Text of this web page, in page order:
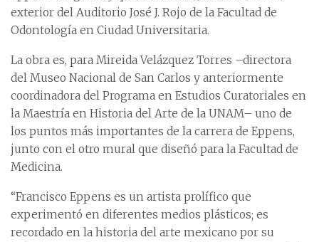
exterior del Auditorio José J. Rojo de la Facultad de
Odontología en Ciudad Universitaria.
La obra es, para Mireida Velázquez Torres –directora
del Museo Nacional de San Carlos y anteriormente
coordinadora del Programa en Estudios Curatoriales en
la Maestría en Historia del Arte de la UNAM– uno de
los puntos más importantes de la carrera de Eppens,
junto con el otro mural que diseñó para la Facultad de
Medicina.
“Francisco Eppens es un artista prolífico que
experimentó en diferentes medios plásticos; es
recordado en la historia del arte mexicano por su